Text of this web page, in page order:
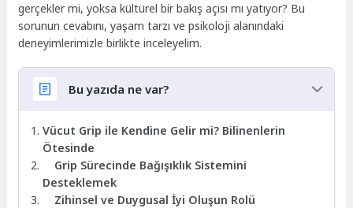
gerçekler mi, yoksa kültürel bir bakış açısı mı yatıyor? Bu
sorunun cevabını, yaşam tarzı ve psikoloji alanındaki
deneyimlerimizle birlikte inceleyelim.
Bu yazıda ne var?
Vücut Grip ile Kendine Gelir mi? Bilinenlerin
Ötesinde
Grip Sürecinde Bağışıklık Sistemini
Desteklemek
Zihinsel ve Duygusal İyi Oluşun Rolü